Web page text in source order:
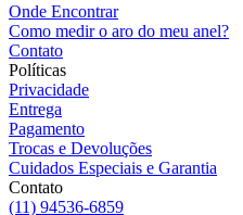
Onde Encontrar
Como medir o aro do meu anel?
Contato
Políticas
Privacidade
Entrega
Pagamento
Trocas e Devoluções
Cuidados Especiais e Garantia
Contato
(11) 94536-6859